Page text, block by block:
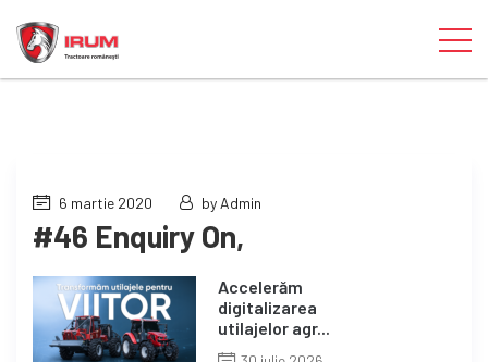
6 martie 2020 by Admin
#46 Enquiry On,
Accelerăm
digitalizarea
utilajelor agr...